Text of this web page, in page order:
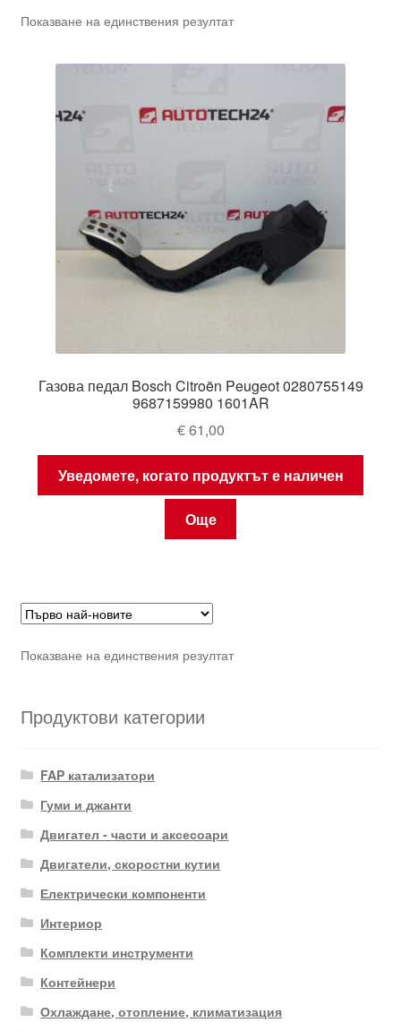
Показване на единствения резултат
Газова педал Bosch Citroën Peugeot 0280755149
9687159980 1601AR
€61,00
Уведомете, когато продуктът е наличен
Още
Показване на единствения резултат
Продуктови категории
FAP катализатори
Гуми и джанти
Двигател - части и аксесоари
Двигатели, скоростни кутии
Електрически компоненти
Интериор
Комплекти инструменти
Контейнери
Охлаждане, отопление, климатизация